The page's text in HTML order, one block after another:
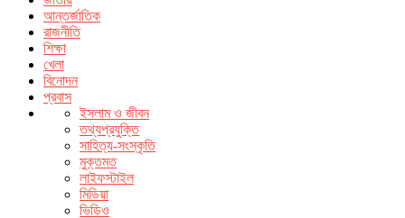
আন্তর্জাতিক
রাজনীতি
শিক্ষা
খেলা
বিনোদন
প্রবাস
ইসলাম ও জীবন
তথ্যপ্রযুক্তি
সাহিত্য-সংস্কৃতি
মুক্তমত
লাইফস্টাইল
মিডিয়া
ভিডিও